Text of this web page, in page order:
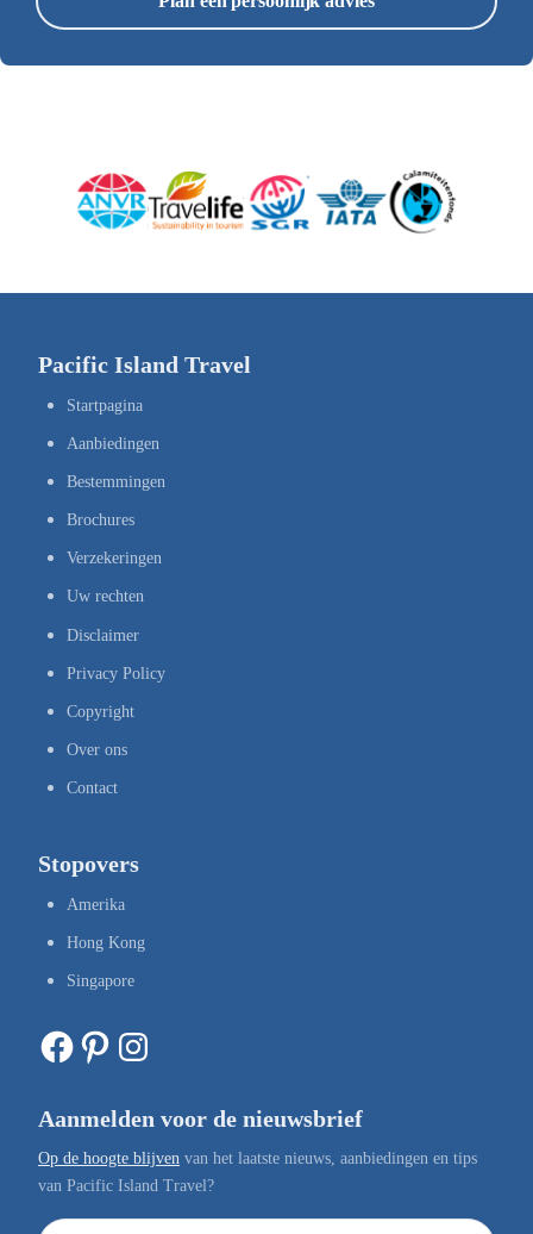
Pacific Island Travel
Startpagina
Aanbiedingen
Bestemmingen
Brochures
Verzekeringen
Uw rechten
Disclaimer
Privacy Policy
Copyright
Over ons
Contact
Stopovers
Amerika
Hong Kong
Singapore
Facebook Pinterest Instagram
Aanmelden voor de nieuwsbrief
Op de hoogte blijven van het laatste nieuws, aanbiedingen en tips
van Pacific Island Travel?